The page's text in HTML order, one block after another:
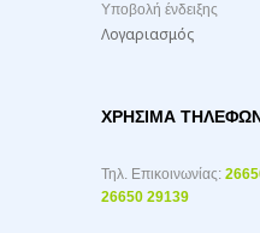
Υποβολή ένδειξης
Λογαριασμός
ΧΡΉΣΙΜΑ
Τηλ. Επικοινωνίας:
26650 29139